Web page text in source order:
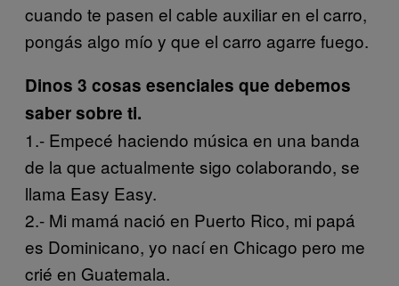
cuando te pasen el cable auxiliar en el carro,
pongás algo mío y que el carro agarre fuego.
Dinos 3 cosas esenciales que debemos
saber sobre ti.
1.- Empecé haciendo música en una banda
de la que actualmente sigo colaborando, se
llama Easy Easy.
2.- Mi mamá nació en Puerto Rico, mi papá
es Dominicano, yo nací en Chicago pero me
crié en Guatemala.